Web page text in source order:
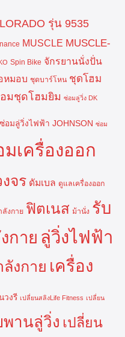
รุ่น 9535
MUSCLE MUSCLE-
Spin Bike จักรยานนั่งปั่น
หมอบ ชุดบาร์โหน ชุดโฮม
มชุดโฮมยิม ซ่อมลู่วิ่ง DK
ซ่อมลู่วิ่งไฟฟ้า JOHNSON ซ่อม
เครื่องออก
จร ดัมเบล ดูแลเครื่องออก
ลังกาย ฟิตเนส ม้านั่ง รับ
กาย ลู่วิ่งไฟฟ้า
งกาย เครื่อง
วงรี เปลี่ยนสลิงLife Fitness เปลี่ยน
พานลู่วิ่ง เปลี่ยน